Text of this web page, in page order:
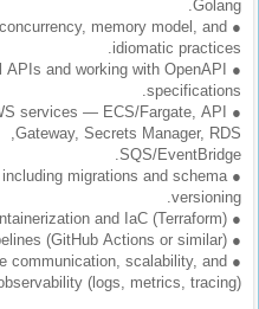
memory model, and
idiomatic practices.
APIs and working with OpenAPI
specifications.
services — ECS/Fargate, API
Gateway, Secrets Manager, RDS,
SQS/EventBridge.
migrations and schema
versioning.
● Experience with containerization and IaC (Terraform).
● Familiarity with CI/CD pipelines (GitHub Actions or similar).
communication, scalability, and
(logs, metrics, tracing).